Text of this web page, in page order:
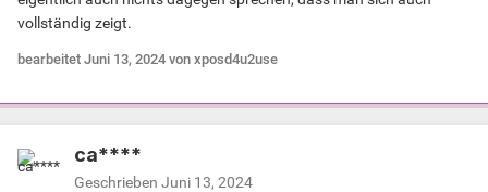
vollständig zeigt.
bearbeitet Juni 13, 2024 von xposd4u2use
ca****
Geschrieben Juni 13, 2024